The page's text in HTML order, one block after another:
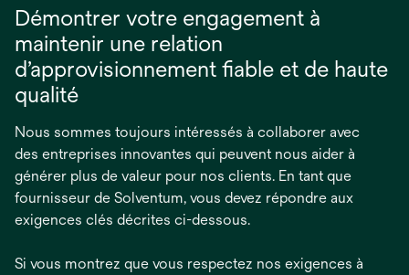
Démontrer votre engagement à
maintenir une relation
d’approvisionnement fiable et de haute
qualité
Nous sommes toujours intéressés à collaborer avec
des entreprises innovantes qui peuvent nous aider à
générer plus de valeur pour nos clients. En tant que
fournisseur de Solventum, vous devez répondre aux
exigences clés décrites ci-dessous.
Si vous montrez que vous respectez nos exigences à